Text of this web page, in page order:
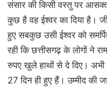
संसार की किसी वस्तु पर
कुछ है वह ईश्वर का दिया है।
हुए सबकुछ उसी ईश्वर को
रही कि छत्तीसगढ़ के लोगों ने
रुपए खुले हाथों से दे दिए। अभी
27 दिन ही हुए हैं। उम्मीद की